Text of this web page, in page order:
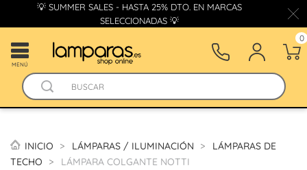
💡 SUMMER SALES - HASTA 25% DTO. EN MARCAS
SELECCIONADAS 💡
MENÚ
0
INICIO LÁMPARAS / ILUMINACIÓN
LÁMPARAS DE
TECHO
LÁMPARA COLGANTE NOTTI